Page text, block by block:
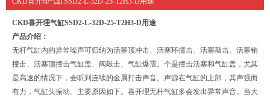
CKD喜开理气缸SSD2-L-32D-25-T2H3-D用途
产品介绍：
无杆气缸内的异常噪声可归纳为活塞顶冲击、活塞环撞击、活塞敲击、活塞销
撞击、活塞顶撞击气缸盖、阀敲击、气缸爆震。个是撞击活塞和气缸盖，尤其
是高速的情况下，会听到连续的金属打击声音。声源在气缸的上部，其声强而
有力，气缸头振动。主要原因如下。喜开理无杆气缸多会发出异常声音。当大